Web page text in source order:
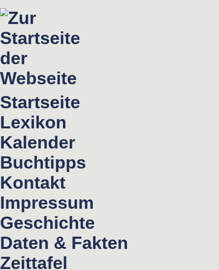
Startseite
Lexikon
Kalender
Buchtipps
Kontakt
Impressum
Geschichte
Daten & Fakten
Zeittafel